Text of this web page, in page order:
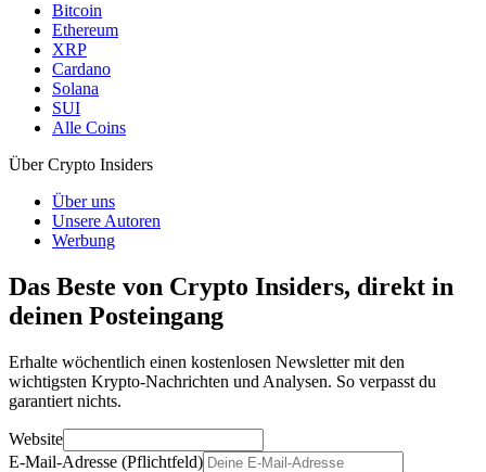
Bitcoin
Ethereum
XRP
Cardano
Solana
SUI
Alle Coins
Über Crypto Insiders
Über uns
Unsere Autoren
Werbung
Das Beste von Crypto Insiders, direkt in
deinen Posteingang
Erhalte wöchentlich einen kostenlosen Newsletter mit den
wichtigsten Krypto-Nachrichten und Analysen. So verpasst du
garantiert nichts.
Website
E-Mail-Adresse (Pflichtfeld)